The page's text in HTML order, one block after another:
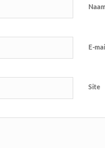
Naam
E-
Site